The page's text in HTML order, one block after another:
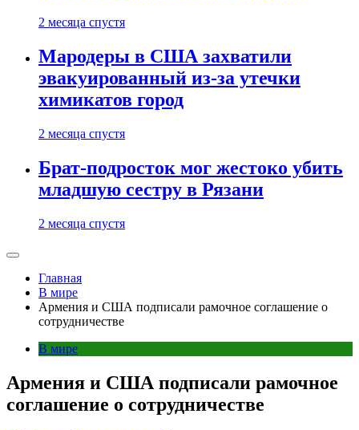
2 месяца спустя
Мародеры в США захватили
эвакуированный из-за утечки
химикатов город
2 месяца спустя
Брат-подросток мог жестоко убить
младшую сестру в Рязани
2 месяца спустя
Главная
В мире
Армения и США подписали рамочное соглашение о
сотрудничестве
В мире
Армения и США подписали рамочное
соглашение о сотрудничестве